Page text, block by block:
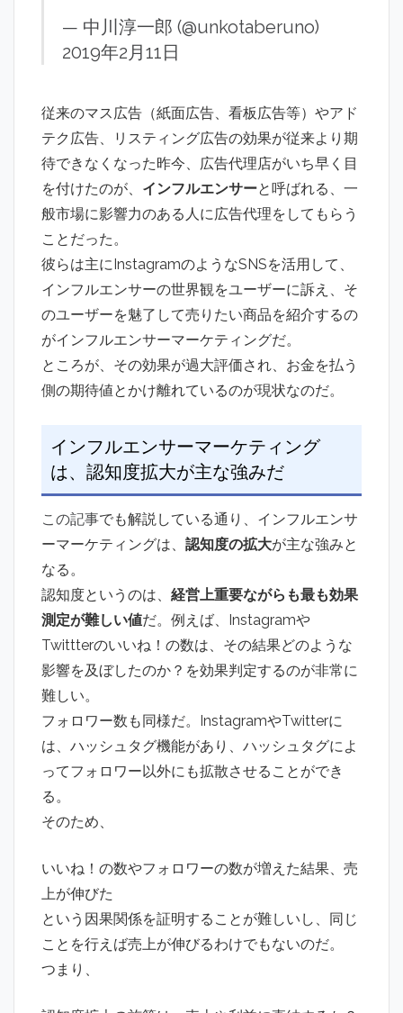
— 中川淳一郎 (@unkotaberuno)
2019年2月11日
従来のマス広告（紙面広告、看板広告等）やアド
テク広告、リスティング広告の効果が従来より期
待できなくなった昨今、広告代理店がいち早く目
を付けたのが、 インフルエンサーと呼ばれる、一
般市場に影響力のある人に広告代理をしてもらう
ことだった。
彼らは主にInstagramのようなSNSを活用して、
インフルエンサーの世界観をユーザーに訴え、そ
のユーザーを魅了して売りたい商品を紹介するの
がインフルエンサーマーケティングだ。
ところが、その効果が過大評価され、お金を払う
側の期待値とかけ離れているのが現状なのだ。
インフルエンサーマーケティング
は、認知度拡大が主な強みだ
この記事でも解説している通り、インフルエンサ
ーマーケティングは、 認知度の拡大が主な強みと
なる。
認知度というのは、 経営上重要ながらも最も効果
測定が難しい値だ。例えば、Instagramや
Twittterのいいね！の数は、その結果どのような
影響を及ぼしたのか？を効果判定するのが非常に
難しい。
フォロワー数も同様だ。InstagramやTwitterに
は、ハッシュタグ機能があり、ハッシュタグによ
ってフォロワー以外にも拡散させることができ
る。
そのため、
いいね！の数やフォロワーの数が増えた結果、売
上が伸びた
という因果関係を証明することが難しいし、同じ
ことを行えば売上が伸びるわけでもないのだ。
つまり、